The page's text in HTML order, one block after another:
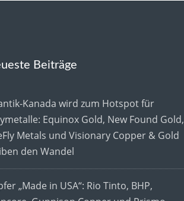
Beiträge
Kanada wird zum Hotspot für
Equinox Gold, New Found Gold,
Metals und Visionary Copper & Gold
den Wandel
„Made in USA“: Rio Tinto, BHP,